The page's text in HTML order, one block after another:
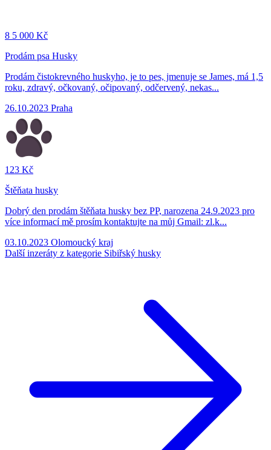
8 5 000 Kč
Prodám psa Husky
Prodám čistokrevného huskyho, je to pes, jmenuje se James, má 1,5
roku, zdravý, očkovaný, očipovaný, odčervený, nekas...
26.10.2023 Praha
123 Kč
Štěňata husky
Dobrý den prodám štěňata husky bez PP, narozena 24.9.2023 pro
více informací mě prosím kontaktujte na můj Gmail: zl.k...
03.10.2023 Olomoucký kraj
Další inzeráty z kategorie Sibiřský husky